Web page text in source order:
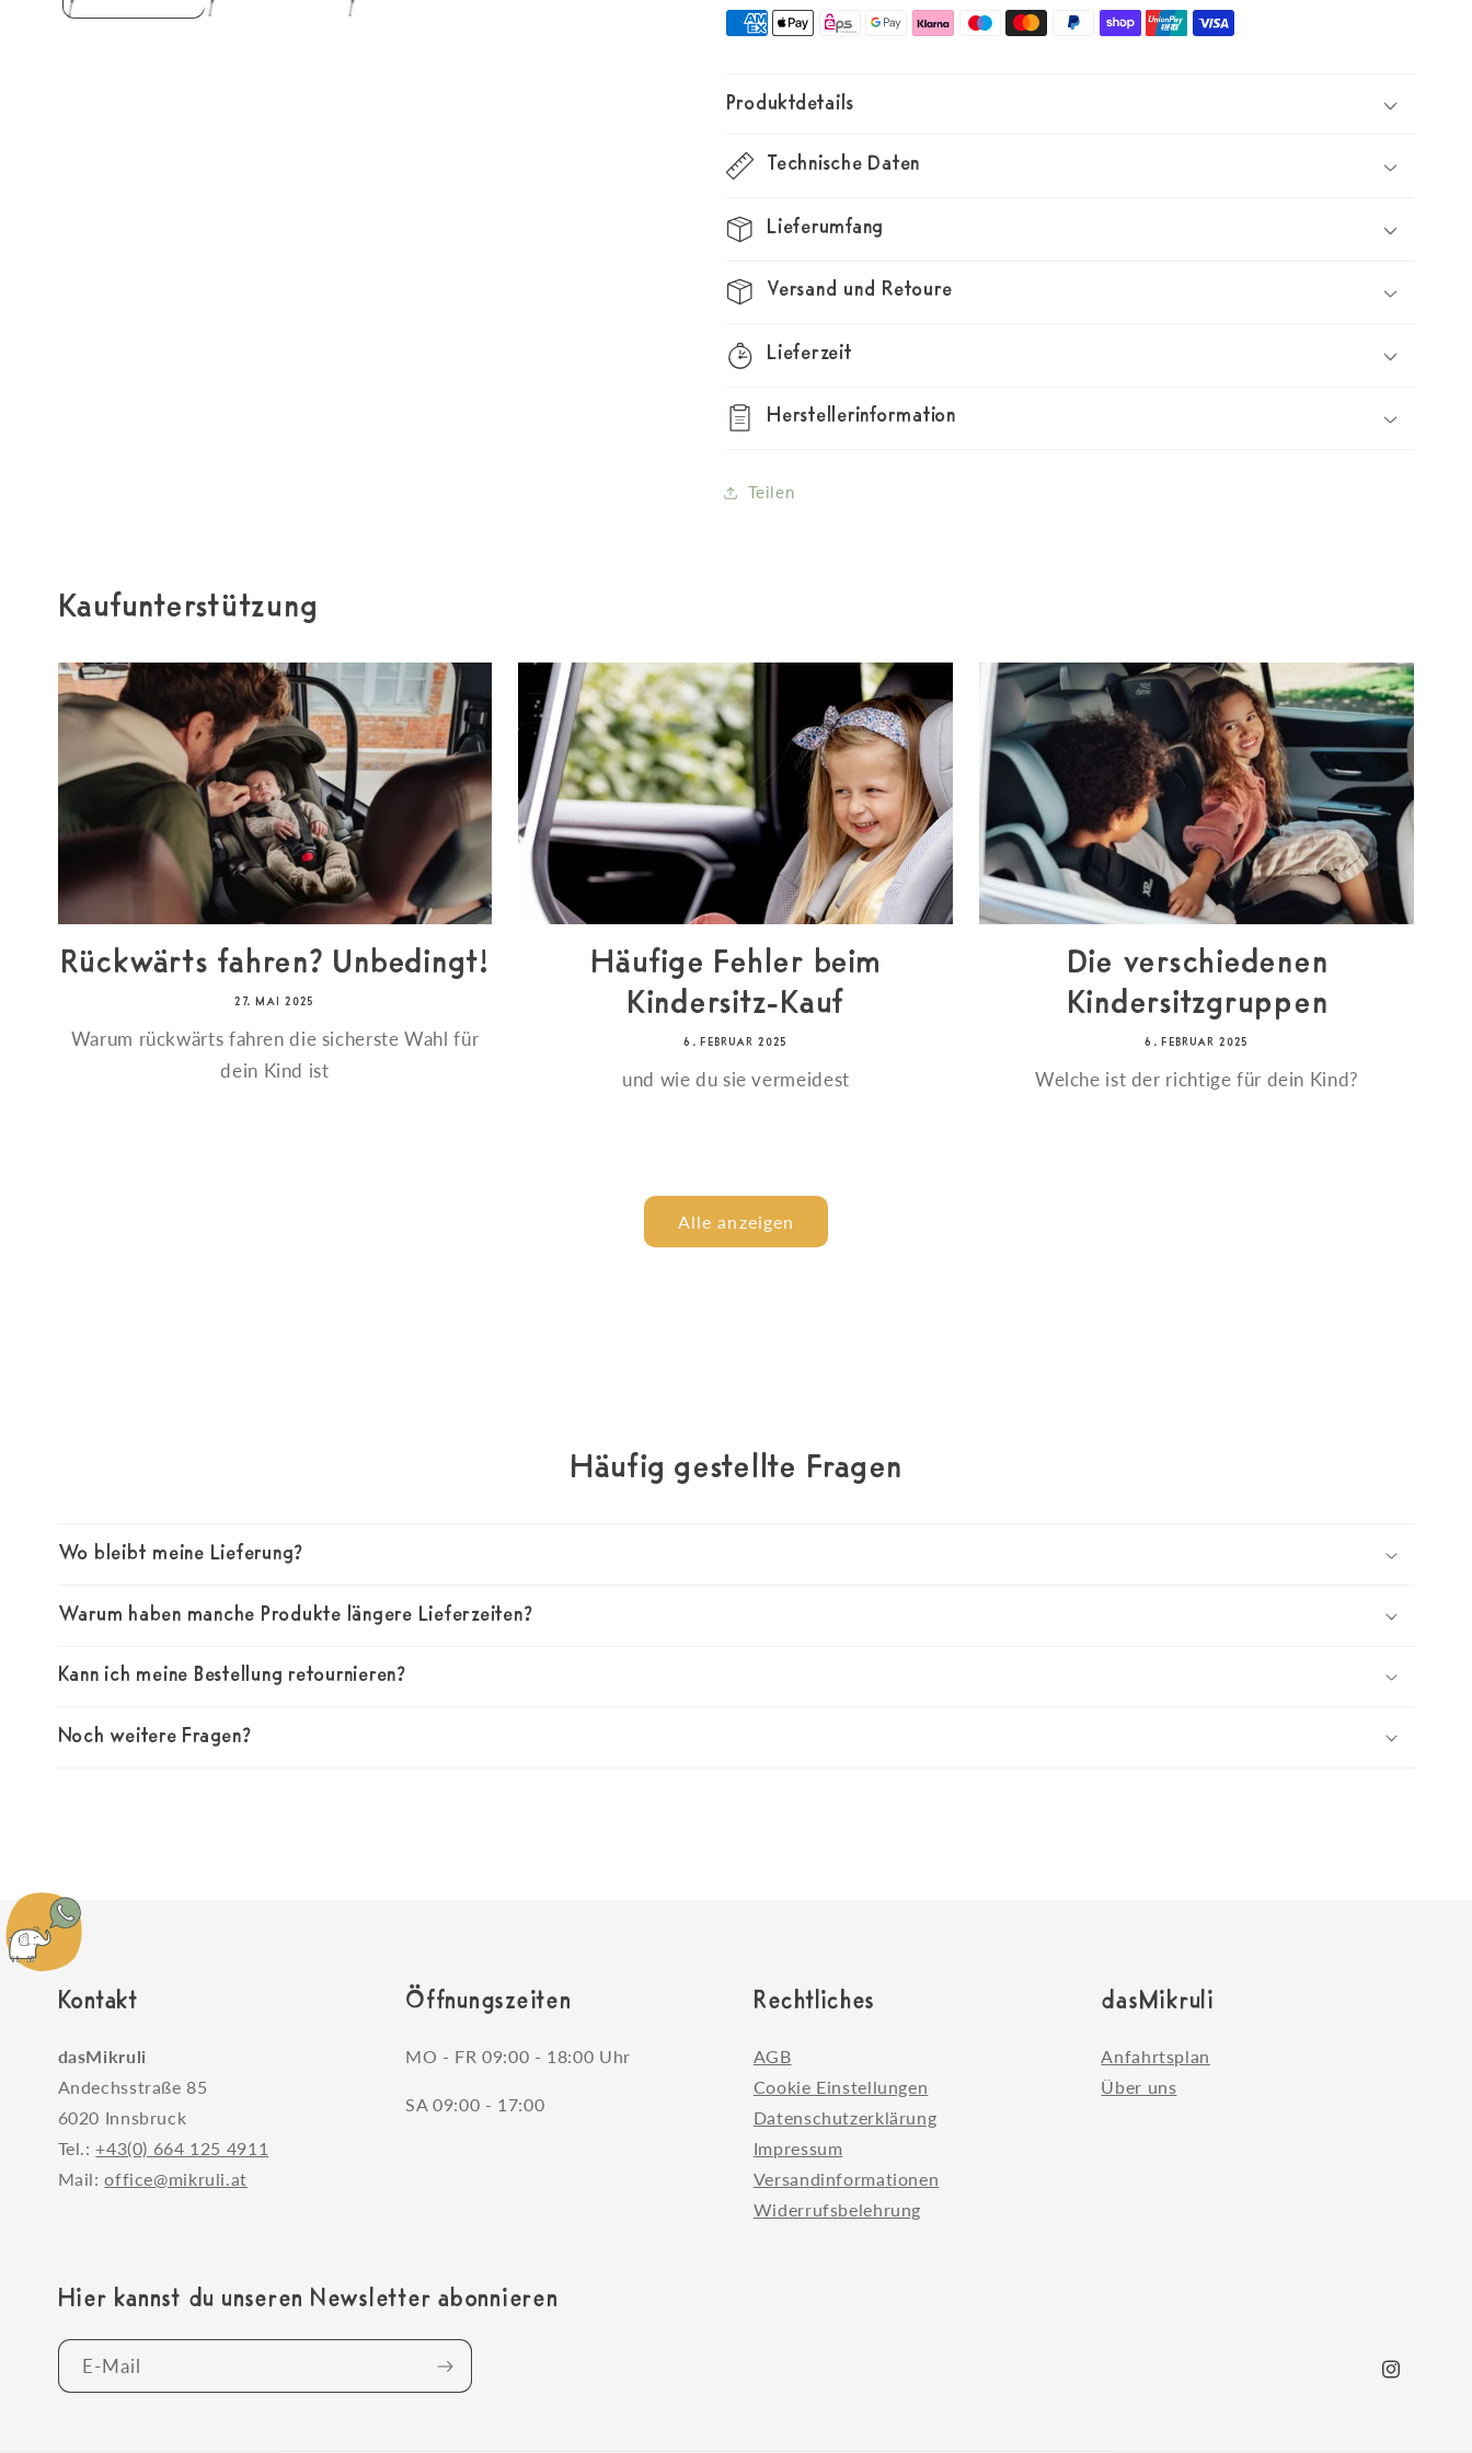
Alfi
Alfi
Produktdetails
Technische Daten
Lieferumfang
Versand und Retoure
Lieferzeit
Herstellerinformation
Teilen
Kaufunterstützung
Rückwärts fahren? Unbedingt!
27. MAI 2025
Warum rückwärts fahren die sicherste Wahl für
dein Kind ist
Häufige Fehler beim
Kindersitz-Kauf
6. FEBRUAR 2025
und wie du sie vermeidest
Die verschiedenen
Kindersitzgruppen
6. FEBRUAR 2025
Welche ist der richtige für dein Kind?
Alle anzeigen
Häufig gestellte Fragen
Wo bleibt meine Lieferung?
Warum haben manche Produkte längere Lieferzeiten?
Kann ich meine Bestellung retournieren?
Noch weitere Fragen?
Kontakt
dasMikruli
Andechsstraße 85
6020 Innsbruck
Tel.:+43(0) 664 125 4911
Mail:office@mikruli.at
Öffnungszeiten
MO - FR 09:00 - 18:00 Uhr
SA 09:00 - 17:00
Rechtliches
AGB
Cookie Einstellungen
Datenschutzerklärung
Impressum
Versandinformationen
Widerrufsbelehrung
dasMikruli
Anfahrtsplan
Über uns
Hier kannst du unseren Newsletter abonnieren
E-Mail
Instagram